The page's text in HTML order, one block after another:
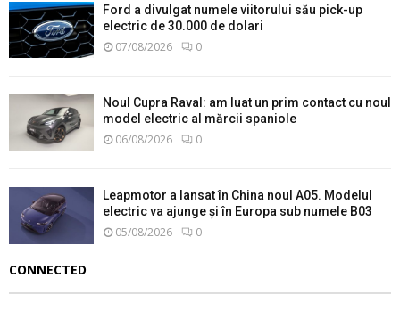
Ford a divulgat numele viitorului său pick-up
electric de 30.000 de dolari
07/08/2026 0
Noul Cupra Raval: am luat un prim contact cu noul
model electric al mărcii spaniole
06/08/2026 0
Leapmotor a lansat în China noul A05. Modelul
electric va ajunge și în Europa sub numele B03
05/08/2026 0
CONNECTED